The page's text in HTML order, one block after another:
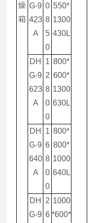
燥
箱
G-9
423
A
0
8
5
0
550*
1300
430L
DH
G-9
623
A
1
2
8
0
0
800*
600*
1300
630L
DH
G-9
640
A
1
6
8
0
0
800*
800*
1000
640L
DH
G-9
2
6
1000
*600*